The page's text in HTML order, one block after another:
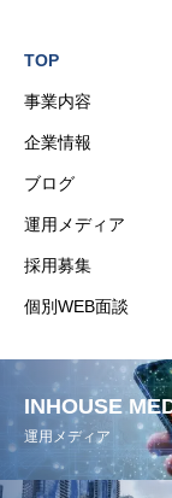
TOP
事業内容
企業情報
ブログ
運用メディア
採用募集
個別WEB面談
INHOUSE
運用メディア